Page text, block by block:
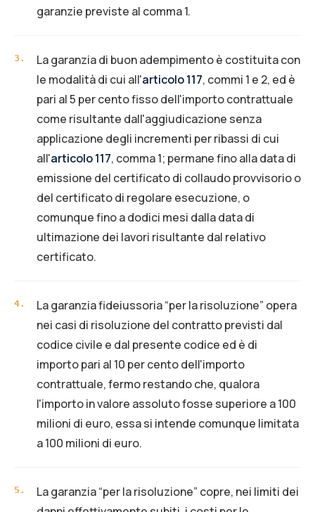
garanzie previste al comma 1.
3 .
La garanzia di buon adempimento è costituita con
le modalità di cui all'articolo 117, commi 1 e 2, ed è
pari al 5 per cento fisso dell'importo contrattuale
come risultante dall'aggiudicazione senza
applicazione degli incrementi per ribassi di cui
all'articolo 117, comma 1; permane fino alla data di
emissione del certificato di collaudo provvisorio o
del certificato di regolare esecuzione, o
comunque fino a dodici mesi dalla data di
ultimazione dei lavori risultante dal relativo
certificato.
4.
La garanzia fideiussoria “per la risoluzione” opera
nei casi di risoluzione del contratto previsti dal
codice civile e dal presente codice ed è di
importo pari al 10 per cento dell'importo
contrattuale, fermo restando che, qualora
l'importo in valore assoluto fosse superiore a 100
milioni di euro, essa si intende comunque limitata
a 100 milioni di euro.
5 .
La garanzia “per la risoluzione” copre, nei limiti dei